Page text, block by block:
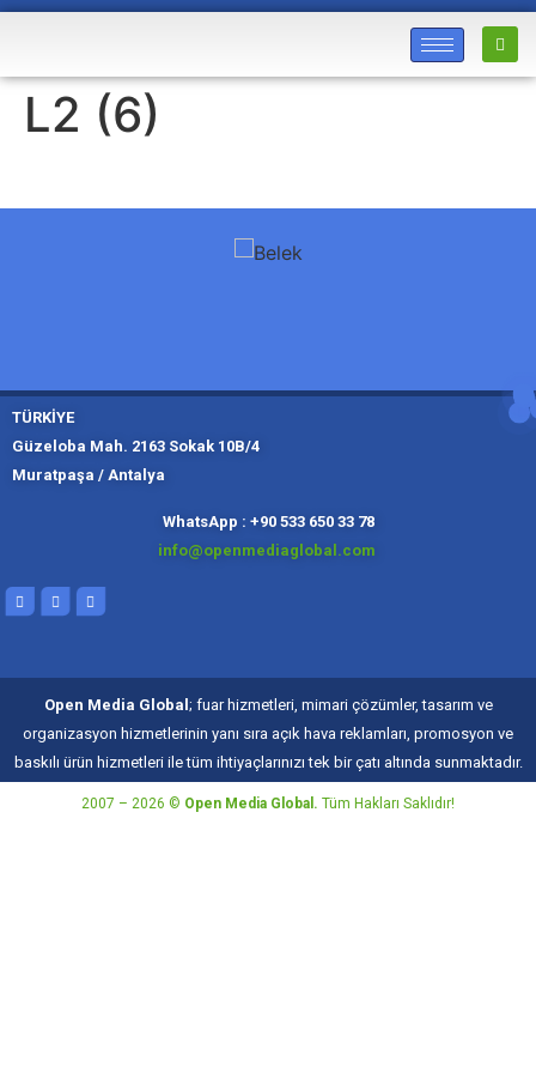
L2 (6)
TÜRKİYE
Güzeloba Mah. 2163 Sokak 10B/4
Muratpaşa / Antalya
WhatsApp : +90 533 650 33 78
info@openmediaglobal.com
Open Media Global ; fuar hizmetleri, mimari çözümler, tasarım ve
organizasyon hizmetlerinin yanı sıra açık hava reklamları, promosyon ve
baskılı ürün hizmetleri ile tüm ihtiyaçlarınızı tek bir çatı altında sunmaktadır.
2007 – 2026 © Open Media Global. Tüm Hakları Saklıdır!